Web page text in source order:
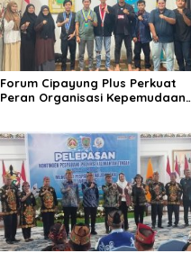
Forum Cipayung Plus Perkuat
Peran Organisasi Kepemudaan